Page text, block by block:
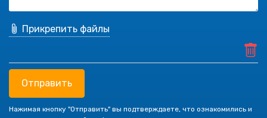
Прикрепить файлы
Отправить
Нажимая кнопку "Отправить" вы подтверждаете, что ознакомились и